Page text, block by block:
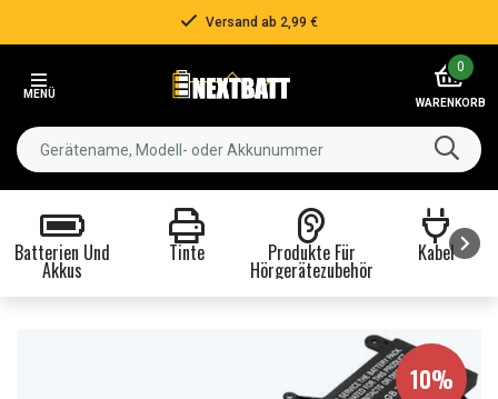
Versand ab 2,99 €
MENÜ
0
WARENKORB
Batterien Und
Akkus
Tinte Produkte Für
Hörgerätezubehör
Kabel
10%